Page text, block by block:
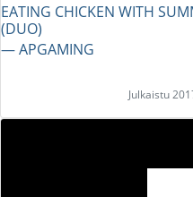
EATING CHICKEN WITH
(DUO)
― APGAMING
Julkaistu